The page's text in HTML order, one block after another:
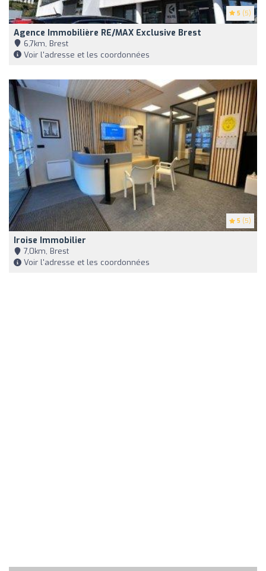
5 (5)
Agence Immobilière RE/MAX Exclusive Brest
6,7km, Brest
Voir l'adresse et les coordonnées
5 (5)
Iroise Immobilier
7,0km, Brest
Voir l'adresse et les coordonnées